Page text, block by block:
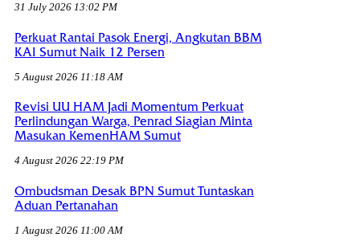
31 July 2026 13:02 PM
Perkuat Rantai Pasok Energi, Angkutan BBM
KAI Sumut Naik 12 Persen
5 August 2026 11:18 AM
Revisi UU HAM Jadi Momentum Perkuat
Perlindungan Warga, Penrad Siagian Minta
Masukan KemenHAM Sumut
4 August 2026 22:19 PM
Ombudsman Desak BPN Sumut Tuntaskan
Aduan Pertanahan
1 August 2026 11:00 AM